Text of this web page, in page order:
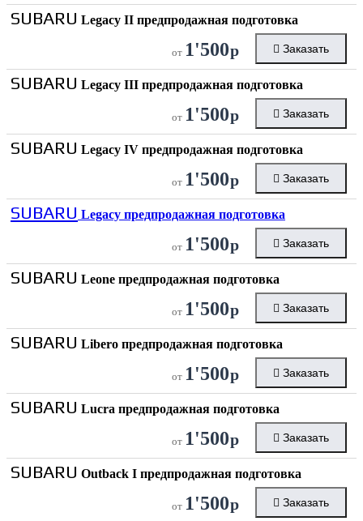
SUBARU Legacy II предпродажная подготовка
от 1'500р Заказать
SUBARU Legacy III предпродажная подготовка
от 1'500р Заказать
SUBARU Legacy IV предпродажная подготовка
от 1'500р Заказать
SUBARU Legacy предпродажная подготовка
от 1'500р Заказать
SUBARU Leone предпродажная подготовка
от 1'500р Заказать
SUBARU Libero предпродажная подготовка
от 1'500р Заказать
SUBARU Lucra предпродажная подготовка
от 1'500р Заказать
SUBARU Outback I предпродажная подготовка
от 1'500р Заказать